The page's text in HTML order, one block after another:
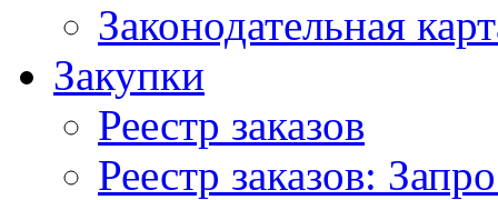
Законодательная
Закупки
Реестр заказов
Реестр заказов: